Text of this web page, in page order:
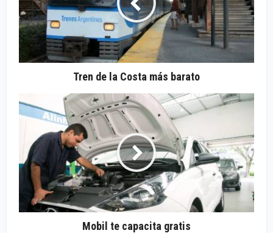
Tren de la Costa más barato
Mobil te capacita gratis